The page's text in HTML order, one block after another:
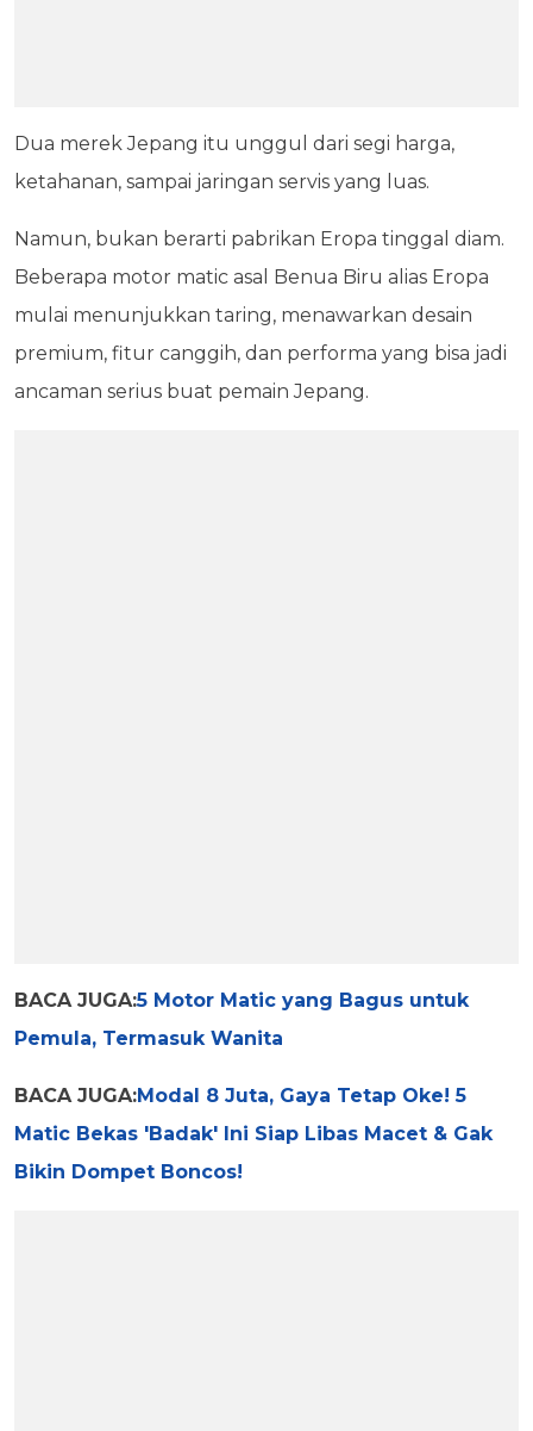
Dua merek Jepang itu unggul dari segi harga,
ketahanan, sampai jaringan servis yang luas.
Namun, bukan berarti pabrikan Eropa tinggal diam.
Beberapa motor matic asal Benua Biru alias Eropa
mulai menunjukkan taring, menawarkan desain
premium, fitur canggih, dan performa yang bisa jadi
ancaman serius buat pemain Jepang.
BACA JUGA:5 Motor Matic yang Bagus untuk
Pemula, Termasuk Wanita
BACA JUGA:Modal 8 Juta, Gaya Tetap Oke! 5
Matic Bekas 'Badak' Ini Siap Libas Macet & Gak
Bikin Dompet Boncos!